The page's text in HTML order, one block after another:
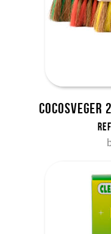
Cocosveger